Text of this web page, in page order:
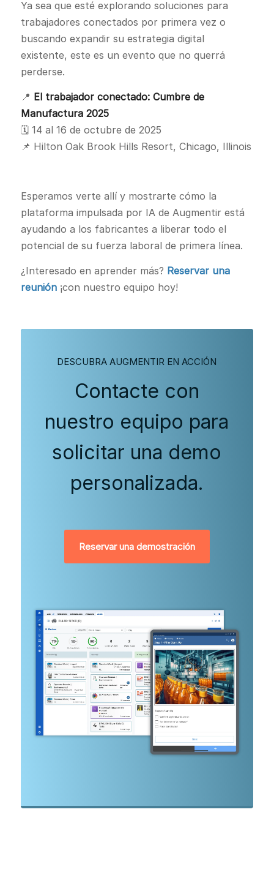
Ya sea que esté explorando soluciones para
trabajadores conectados por primera vez o
buscando expandir su estrategia digital
existente, este es un evento que no querrá
perderse.
📍 El trabajador conectado: Cumbre de
Manufactura 2025
🗓️ 14 al 16 de octubre de 2025
📌 Hilton Oak Brook Hills Resort, Chicago, Illinois
Esperamos verte allí y mostrarte cómo la
plataforma impulsada por IA de Augmentir está
ayudando a los fabricantes a liberar todo el
potencial de su fuerza laboral de primera línea.
¿Interesado en aprender más? Reservar una
reunión¡con nuestro equipo hoy!
DESCUBRA AUGMENTIR EN ACCIÓN
Contacte con
nuestro equipo para
solicitar una demo
personalizada.
Reservar una demostración